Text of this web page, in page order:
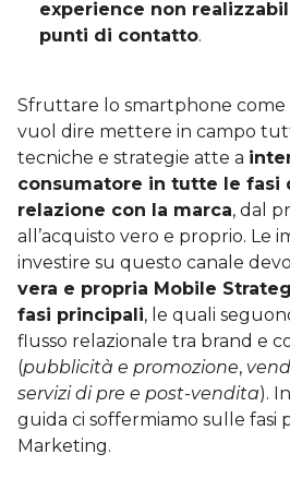
experience non
punti di contatto.
Sfruttare lo smartphone come
vuol dire mettere in campo
tecniche e strategie atte a
consumatore in tutte le fasi
relazione con la marca, dal
all’acquisto vero e proprio. Le
investire su questo canale
vera e propria Mobile
fasi principali, le quali
flusso relazionale tra brand e
(pubblicità e promozione,
servizi di pre e post-vendita).
guida ci soffermiamo sulle fasi
Marketing.